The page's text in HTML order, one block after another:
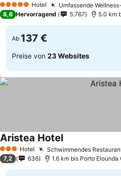
5 Sterne Hotel Umfassende
8,6 Hervorragend 5.767 5.0 km
Ab 137 €
Preise von 23 Websites
3 SterneHotel Schwimmendes
Aristea Hotel
7,2 636 1.6 km bis Porto